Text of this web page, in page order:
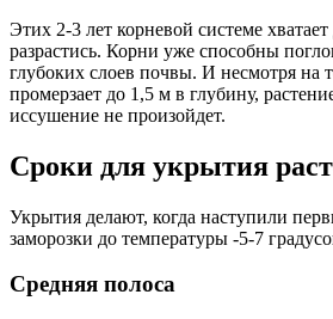
Этих 2-3 лет корневой системе
разрастись. Корни уже способны
глубоких слоев почвы. И несмотря на
промерзает до 1,5 м в глубину,
иссушение не произойдет.
Сроки для укрытия
Укрытия делают, когда наступили
заморозки до температуры -5-7
Средняя полоса